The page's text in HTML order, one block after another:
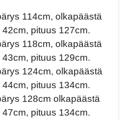
114cm, olkapäästä
pituus 127cm.
118cm, olkapäästä
pituus 129cm.
124cm, olkapäästä
pituus 134cm.
128cm olkapäästä
pituus 134cm.